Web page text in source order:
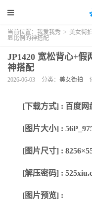
当前位置： 我爱我秀 > 美女街拍
显比例的神搭配
JP1420 宽松背心+
神搭配
2026-06-03 分类： 美女街拍
[下载方式] : 百度网
[图片大小] :
[图片尺寸] :
[解压密码] :
[图片预览] :